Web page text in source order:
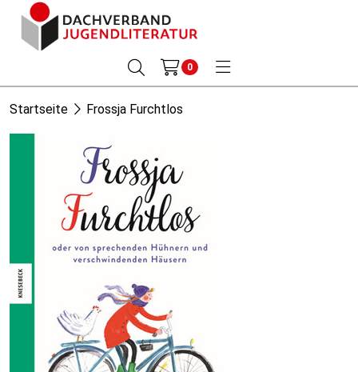
0
Startseite Frossja Furchtlos